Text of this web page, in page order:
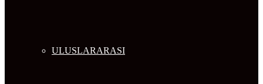
ULUSLARARASI